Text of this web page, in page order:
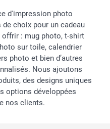
d'impression photo
choix pour un cadeau
offrir : mug photo, t-shirt
sur toile, calendrier
photo et bien d’autres
Nous ajoutons
des designs uniques
options développées
nos clients.